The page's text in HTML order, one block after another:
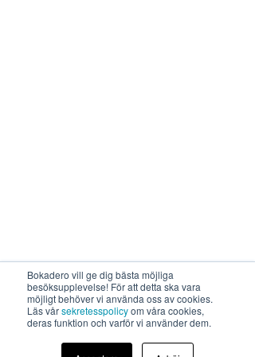
Bokadero vill ge dig bästa möjliga
besöksupplevelse! För att detta ska vara
möjligt behöver vi använda oss av cookies.
Läs vårsekretesspolicyom våra cookies,
deras funktion och varför vi använder dem.